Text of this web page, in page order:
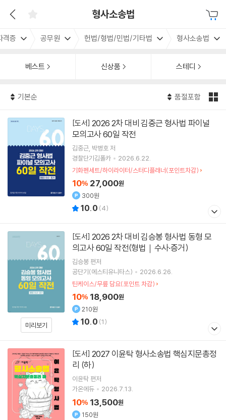
형사소송법
격증 공무원 헌법/형법/민법/기타법 형사소송법
베스트 신상품 스테디
기본순 품절포함
[도서]
모의고사 60일 작전
김중근 박병호저
경찰단기김폴카
2026.6.22.
기화펜세트/하이라이터/스터디플래너(포인트차감)
10% 27,000원
300원
10.0 (4)
미리보기
[도서]
의고사 60일 작전(형법｜수사·증거)
김승봉 편저
공단기(에스티유니타스)
2026.6.26.
틴케이스/무릎 담요(포인트 차감)
10% 18,900원
210원
10.0 (1)
[도서]
리 (하)
이윤탁 편저
가온에듀
2026.7.13.
10% 13,500원
150원